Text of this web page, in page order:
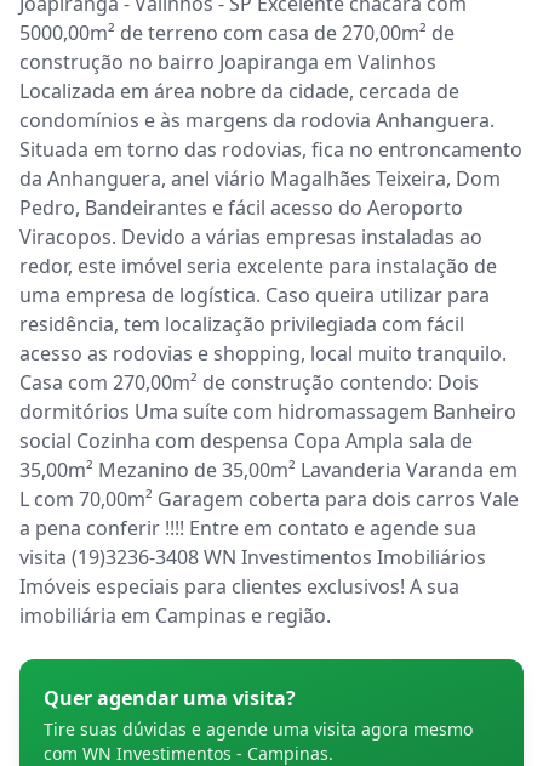
5000,00m² de terreno com casa de 270,00m² de
construção no bairro Joapiranga em Valinhos
Localizada em área nobre da cidade, cercada de
condomínios e às margens da rodovia Anhanguera.
Situada em torno das rodovias, fica no entroncamento
da Anhanguera, anel viário Magalhães Teixeira, Dom
Pedro, Bandeirantes e fácil acesso do Aeroporto
Viracopos. Devido a várias empresas instaladas ao
redor, este imóvel seria excelente para instalação de
uma empresa de logística. Caso queira utilizar para
residência, tem localização privilegiada com fácil
acesso as rodovias e shopping, local muito tranquilo.
Casa com 270,00m² de construção contendo: Dois
dormitórios Uma suíte com hidromassagem Banheiro
social Cozinha com despensa Copa Ampla sala de
35,00m² Mezanino de 35,00m² Lavanderia Varanda em
L com 70,00m² Garagem coberta para dois carros Vale
a pena conferir !!!! Entre em contato e agende sua
visita (19)3236-3408 WN Investimentos Imobiliários
Imóveis especiais para clientes exclusivos! A sua
imobiliária em Campinas e região.
Quer agendar uma visita?
Tire suas dúvidas e agende uma visita agora mesmo
com WN Investimentos - Campinas.